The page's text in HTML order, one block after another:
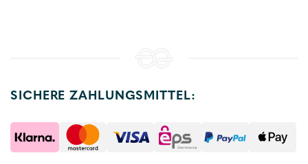
SICHERE ZAHLUNGSMITTEL: